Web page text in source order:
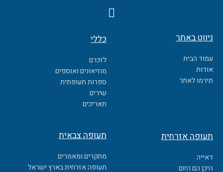
F
a
e
b
o
o
k
ניווט באתר
עמוד הבית
אודות
תירמו לאתר
כללי
לזכרם
מוזיאונים ואוספים
ספרות תעופתית
שירים
תאריכים
תעופה אזרחית
דאייה
היכן הם היום
תעופה צבאית
מחקרים ומאמרים
תעופה אזרחית בארץ ישראל